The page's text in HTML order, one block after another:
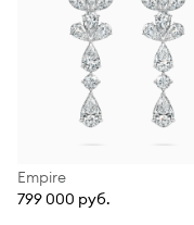
Empire
799 000 руб.